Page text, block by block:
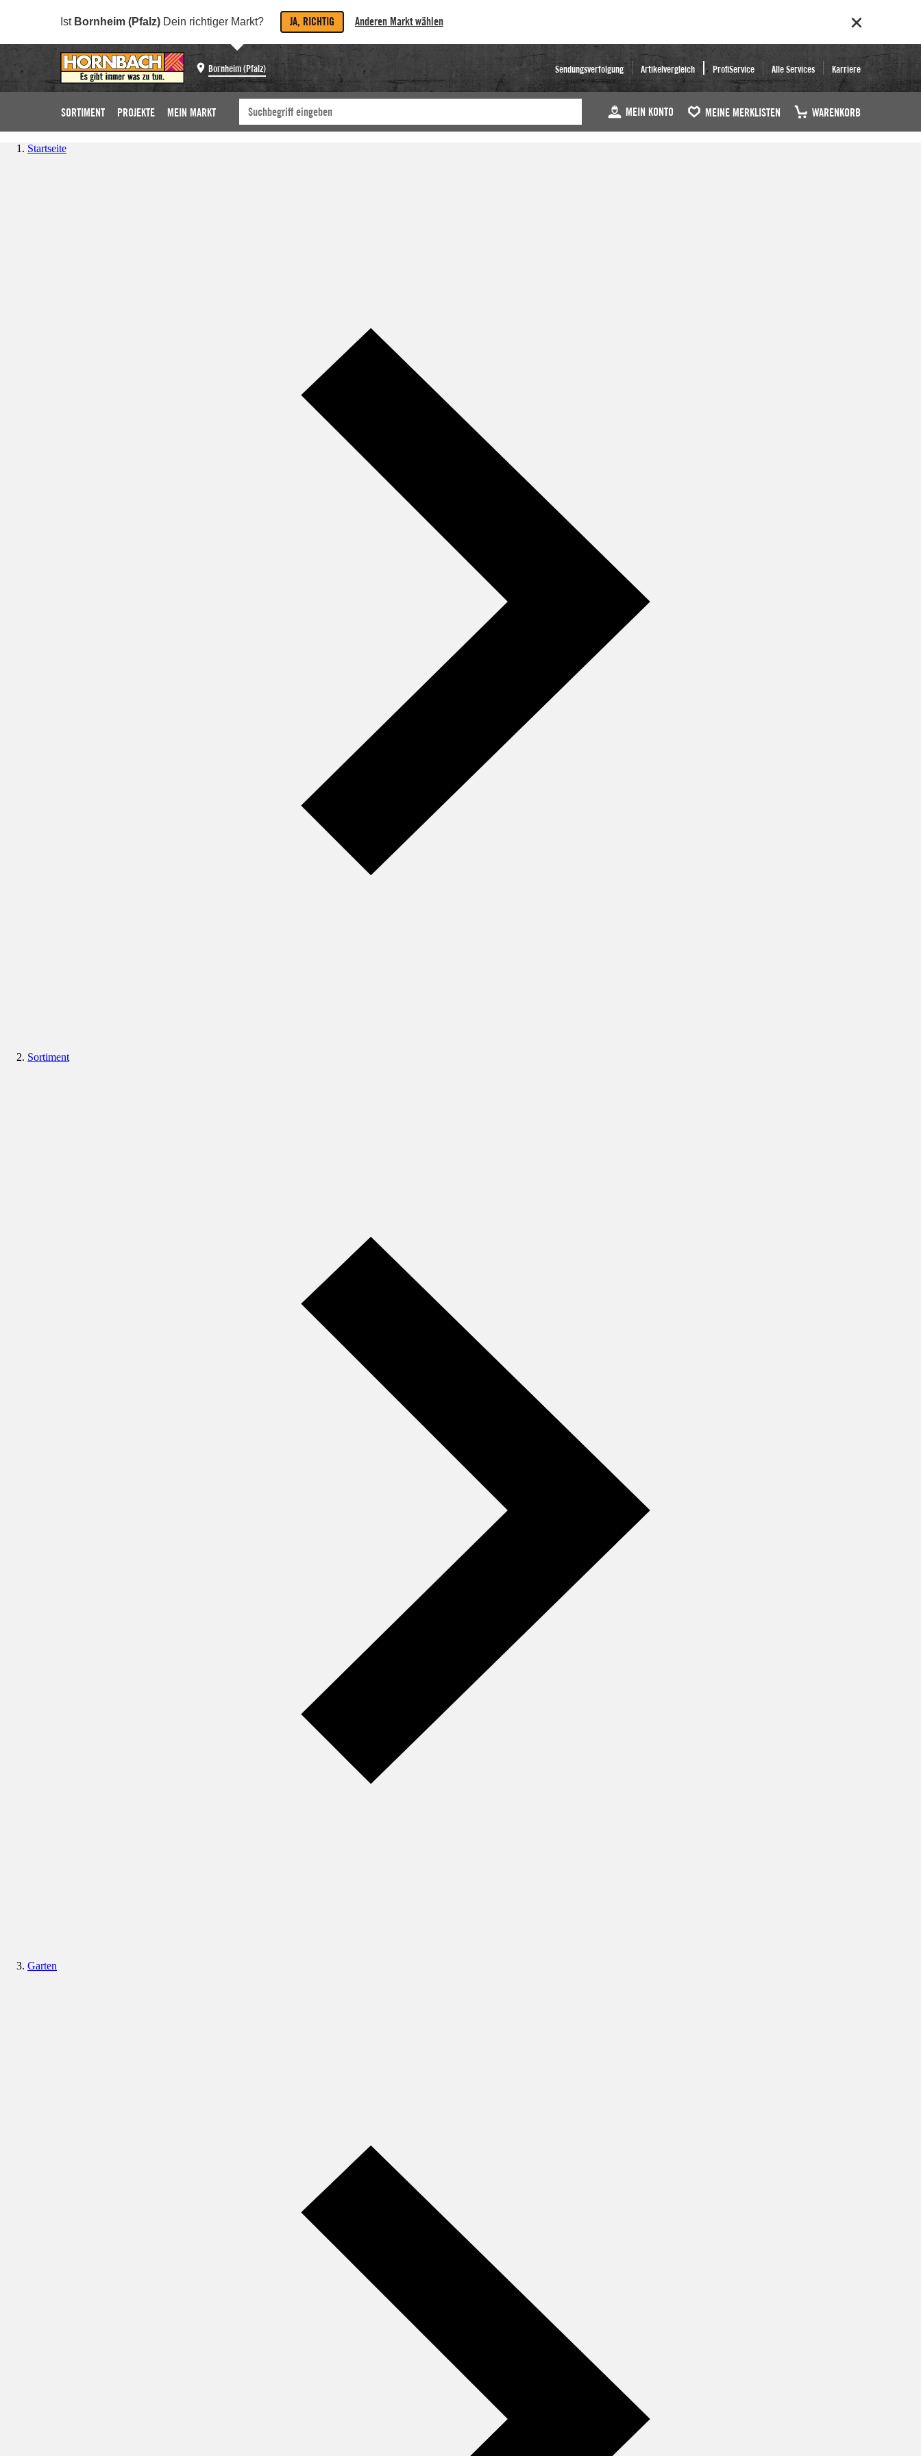
Ist Bornheim (Pfalz) Dein richtiger Markt? JA, RICHTIG Anderen Markt wählen
Bornheim (Pfalz) Sendungsverfolgung Artikelvergleich ProfiService Alle Services Karriere
SORTIMENT PROJEKTE MEIN MARKT MEIN KONTO MEINE MERKLISTEN WARENKORB
Startseite
Sortiment
Garten